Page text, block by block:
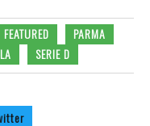
FEATURED
PARMA
SERIE D